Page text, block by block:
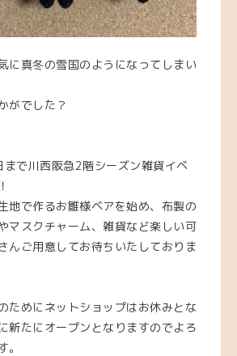
に真冬の雪国のようになってしまい
がでした？
で川西阪急2階シーズン雑貨イベ
地で作るお雛様ベアを始め、布製の
マスクチャーム、雑貨など楽しい可
んご用意してお待ちいたしておりま
ためにネットショップはお休みとな
新たにオープンとなりますのでよろ